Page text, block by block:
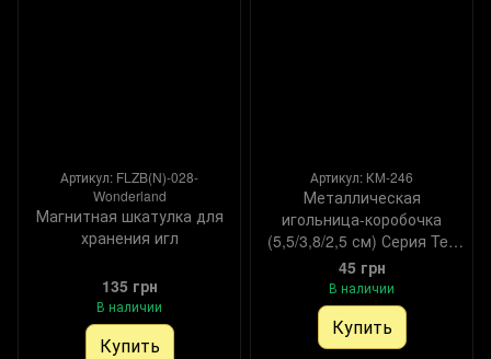
Артикул: FLZB(N)-028-
Wonderland
Магнитная шкатулка для
хранения игл
135 грн
В наличии
Купить
Артикул: КМ-246
Металлическая
игольница-коробочка
(5,5/3,8/2,5 см) Серия Tea
time
45 грн
В наличии
Купить